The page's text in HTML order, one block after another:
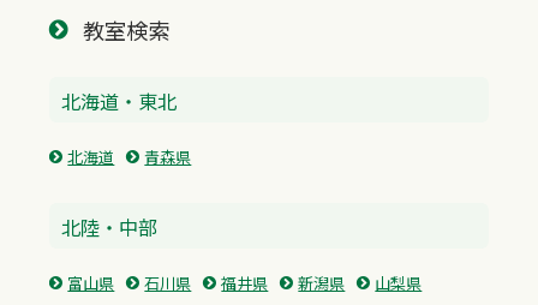
教室検索
北海道・東北
北海道 青森県
北陸・中部
富山県 石川県 福井県 新潟県
山梨県